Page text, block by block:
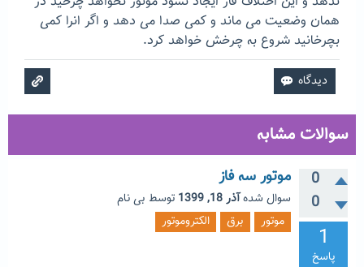
همان وضعیت می ماند و کمی صدا می دهد و اگر انرا کمی
بچرخانید شروع به چرخش خواهد کرد.
سوالات مشابه
0
0
1
پاسخ
موتور سه فاز
سوال شدهآذر 18, 1399 توسط بی نام
موتور
برق الکتروموتور